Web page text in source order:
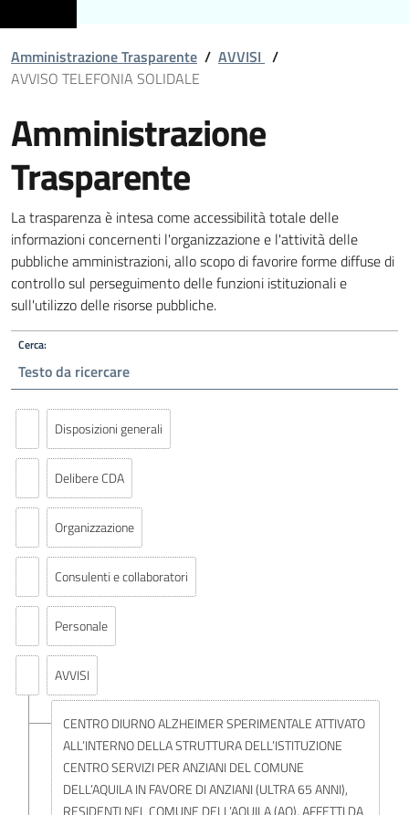
Amministrazione Trasparente / AVVISI /
AVVISO TELEFONIA SOLIDALE
Amministrazione
Trasparente
La trasparenza è intesa come accessibilità totale delle
informazioni concernenti l'organizzazione e l'attività delle
pubbliche amministrazioni, allo scopo di favorire forme diffuse di
controllo sul perseguimento delle funzioni istituzionali e
sull'utilizzo delle risorse pubbliche.
Cerca:
Disposizioni generali
Delibere CDA
Organizzazione
Consulenti e collaboratori
Personale
AVVISI
CENTRO DIURNO ALZHEIMER SPERIMENTALE ATTIVATO
ALL’INTERNO DELLA STRUTTURA DELL’ISTITUZIONE
CENTRO SERVIZI PER ANZIANI DEL COMUNE
DELL’AQUILA IN FAVORE DI ANZIANI (ULTRA 65 ANNI),